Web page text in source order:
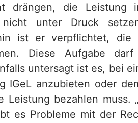
drängen, die Leistung
unter Druck
ist er verpflichtet, die
Diese Aufgabe
untersagt ist es, bei
IGeL anzubieten oder
Leistung bezahlen muss.
es Probleme mit der